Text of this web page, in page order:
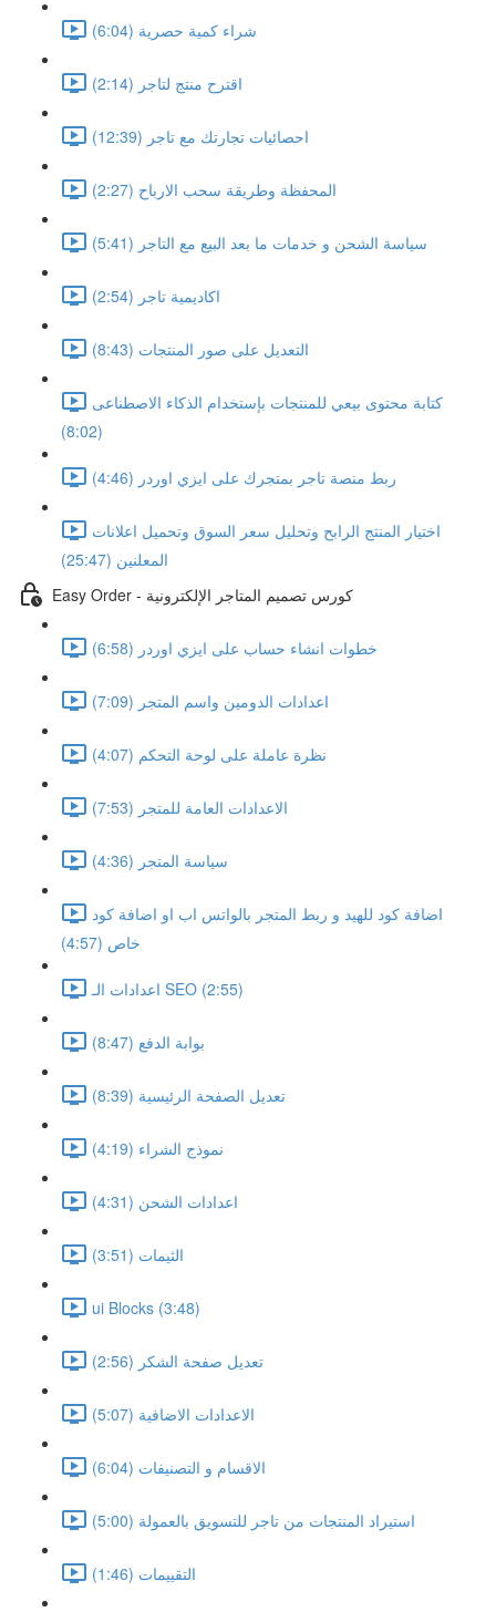
شراء كمية حصرية (6:04)
اقترح منتج لتاجر (2:14)
احصائيات تجارتك مع تاجر (12:39)
المحفظة وطريقة سحب الارباح (2:27)
سياسة الشحن و خدمات ما بعد البيع مع التاجر (5:41)
اكاديمية تاجر (2:54)
التعديل على صور المنتجات (8:43)
كتابة محتوى بيعي للمنتجات بإستخدام الذكاء الاصطناعى
(8:02)
ربط منصة تاجر بمتجرك على ايزي اوردر (4:46)
اختيار المنتج الرابح وتحليل سعر السوق وتحميل اعلانات
المعلنين (25:47)
Easy Order - كورس تصميم المتاجر الإلكترونية
خطوات انشاء حساب على ايزي اوردر (6:58)
اعدادات الدومين واسم المتجر (7:09)
نظرة عاملة على لوحة التحكم (4:07)
الاعدادات العامة للمتجر (7:53)
سياسة المتجر (4:36)
اضافة كود للهيد و ربط المتجر بالواتس اب او اضافة كود
خاص (4:57)
اعدادات الـ SEO (2:55)
بوابة الدفع (8:47)
تعديل الصفحة الرئيسية (8:39)
نموذج الشراء (4:19)
اعدادات الشحن (4:31)
الثيمات (3:51)
ui Blocks (3:48)
تعديل صفحة الشكر (2:56)
الاعدادات الاضافية (5:07)
الاقسام و التصنيفات (6:04)
استيراد المنتجات من تاجر للتسويق بالعمولة (5:00)
التقييمات (1:46)